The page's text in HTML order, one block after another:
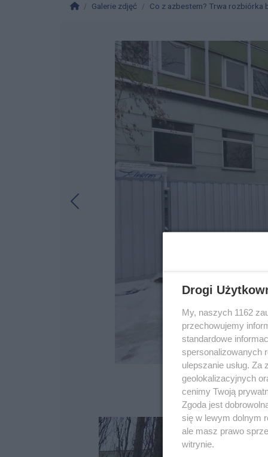
Strona główna
Galerie zdjęć Co z azbestem? Trwa rozbiórka
Drogi
My, naszych 1162
przechowujemy
standardowe
spersonalizowanych
ulepszanie usług.
geolokalizacyjnych
cenimy Twoją
Zgoda jest
się w lewym dolnym
ale masz prawo
witrynie.